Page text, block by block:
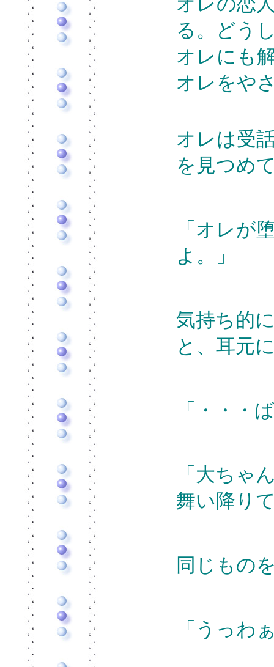
る。どう
オレにも
オレをや
オレは受
を見つめ
「オレが
よ。」
気持ち的
と、耳元
「・・・
「大ちゃ
舞い降り
同じもの
「うっわ